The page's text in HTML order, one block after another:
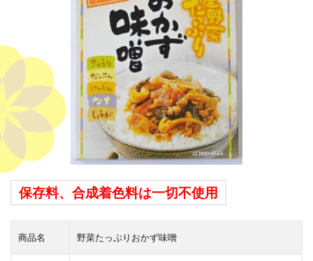
保存料、合成着色料は一切不使用
商品名 野菜たっぷりおかず味噌